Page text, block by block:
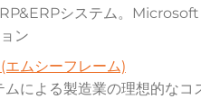
システム。
ン
ムシーフレーム)
ムによる製造業の理想的な